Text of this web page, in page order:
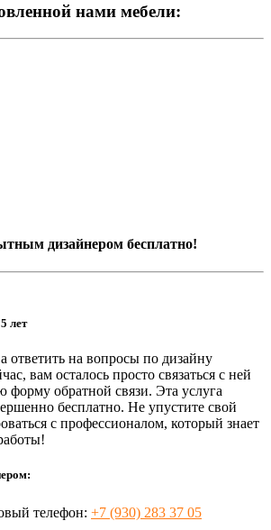
нами мебели:
дизайнером бесплатно!
лет
ответить на вопросы по дизайну
вам осталось просто связаться с ней
форму обратной связи. Эта услуга
бесплатно. Не упустите свой
с профессионалом, который знает
телефон: +7 (930) 283 37 05